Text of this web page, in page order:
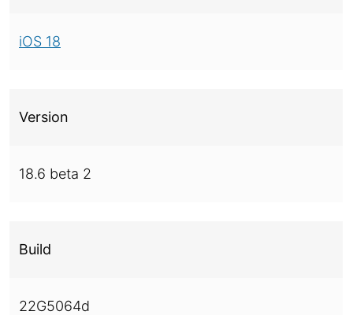
iOS 18
Version
18.6 beta 2
Build
22G5064d